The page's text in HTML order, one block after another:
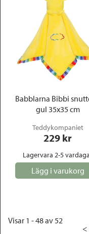
Babblarna Bibbi
gul 35x35 cm
Teddykompaniet
229 kr
Lagervara 2-5
Lägg i varukorg
Visar 1 - 48 av 52
<